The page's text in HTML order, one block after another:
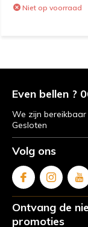
Niet op voorraad
Even bellen ?
We zijn
Gesloten
Volg ons
Ontvang de
promoties